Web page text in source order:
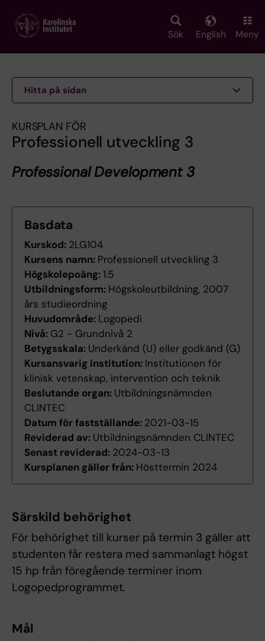
main
Sök English Meny
Hitta på sidan
KURSPLAN FÖR
Professionell utveckling 3
Professional Development 3
Basdata
Kurskod: 2LG104
Kursens namn: Professionell utveckling 3
Högskolepoäng:1.5
Utbildningsform: Högskoleutbildning, 2007
års studieordning
Huvudområde: Logopedi
Nivå: G2 - Grundnivå 2
Betygsskala: Underkänd (U) eller godkänd (G)
Kursansvarig institution: Institutionen för
klinisk vetenskap, intervention och teknik
Beslutande organ: Utbildningsnämnden
CLINTEC
Datum för fastställande: 2021-03-15
Reviderad av: Utbildningsnämnden CLINTEC
Senast reviderad: 2024-03-13
Kursplanen gäller från: Hösttermin 2024
Särskild behörighet
För behörighet till kurser på termin 3 gäller att
studenten får restera med sammanlagt högst
15 hp från föregående terminer inom
Logopedprogrammet.
Mål